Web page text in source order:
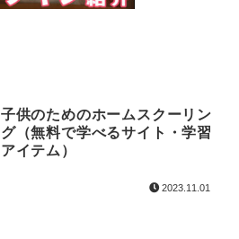
子供のためのホームスクーリン
グ（無料で学べるサイト・学習
アイテム）
2023.11.01